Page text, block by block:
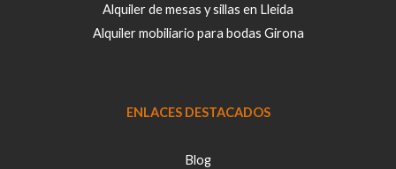
Alquiler de mesas y sillas en Lleida
Alquiler mobiliario para bodas Girona
ENLACES DESTACADOS
Blog